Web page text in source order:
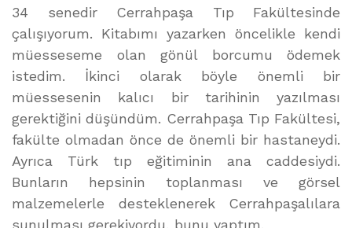
34 senedir Cerrahpaşa Tıp Fakültesinde
çalışıyorum. Kitabımı yazarken öncelikle kendi
müesseseme olan gönül borcumu ödemek
istedim. İkinci olarak böyle önemli bir
müessesenin kalıcı bir tarihinin yazılması
gerektiğini düşündüm. Cerrahpaşa Tıp Fakültesi,
fakülte olmadan önce de önemli bir hastaneydi.
Ayrıca Türk tıp eğitiminin ana caddesiydi.
Bunların hepsinin toplanması ve görsel
malzemelerle desteklenerek Cerrahpaşalılara
sunulması gerekiyordu, bunu yaptım.